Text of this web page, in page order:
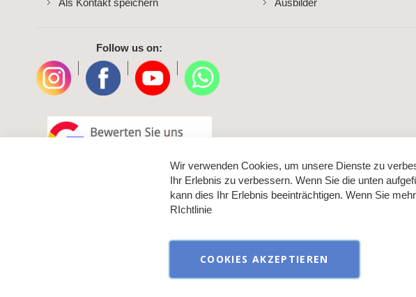
Als Kontakt speichern
Ausbilder
Follow us on:
Verkauf ausschließlich an
Wir verwenden Cookies, um unsere Dienste zu
Ihr Erlebnis zu verbessern. Wenn Sie die unten
kann dies Ihr Erlebnis beeinträchtigen. Wenn Sie
RIchtlinie
COOKIES AKZEPTIEREN